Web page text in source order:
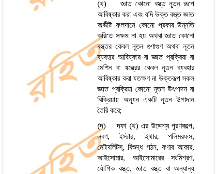
(থ) জ্ঞাত কোনো বস্ত্ত নূতন রূপে
আবিষ্কার করা এবং যদি উক্ত বস্ত্ত জ্ঞাত
অভীষ্ট ফলদানে কোনো প্রকার উন্নতি
করিতে সক্ষম না হয় অথবা জ্ঞাত কোনো
বস্ত্তর কেবল নূতন গুণাগুণ অথবা নূতন
ব্যবহার আবিষ্কার বা জ্ঞাত প্রক্রিয়া বা
মেশিন বা যন্ত্রের কেবল নূতন ব্যবহার
আবিষ্কার করা যতক্ষণ না উক্তরূপ সকল
জ্ঞাত প্রক্রিয়া কোনো নূতন উৎপাদন বা
বিক্রিয়ায় অন্যূন একটি নূতন উপাদান
তৈরি করে;
(দ) দফা (থ) এর উদ্দেশ্য পূরণকল্পে,
লবণ, ইস্টার, ইথার, পলিমরফস,
মেটাবলিটস্, বিশুদ্ধ গঠন, কণার আকার,
আইসোমার, আইসোমারের সংমিশ্রণ,
যৌগিক বস্ত্ত, জ্ঞাত বস্ত্ত বা অন্যান্য